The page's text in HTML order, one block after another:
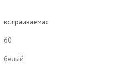
встраиваемая
60
белый